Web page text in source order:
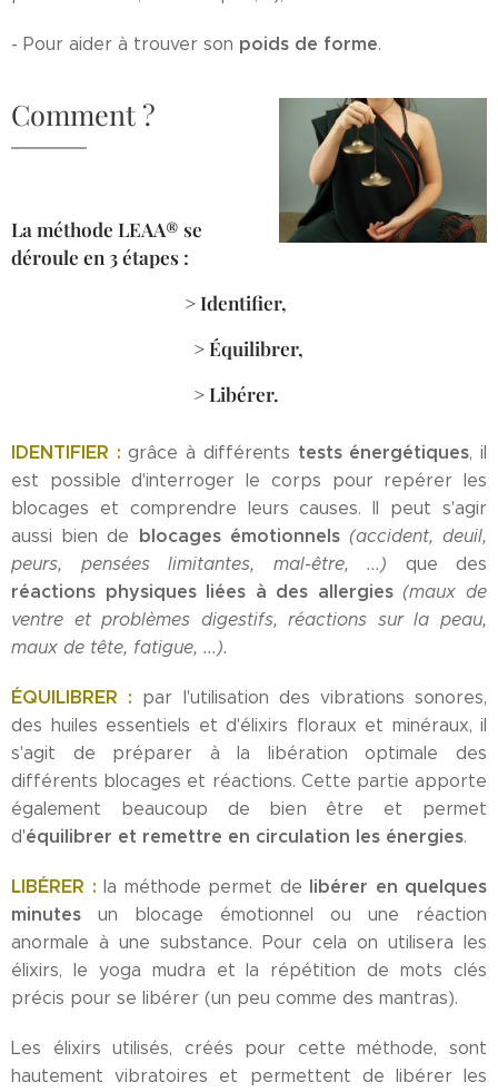
- Pour aider à trouver son poids de forme.
Comment ?
La méthode LEAA® se
déroule en 3 étapes :
> Identifier,
> Équilibrer,
> Libérer.
IDENTIFIER : grâce à différents tests énergétiques, il
est possible d'interroger le corps pour repérer les
blocages et comprendre leurs causes. Il peut s'agir
aussi bien de blocages émotionnels (accident, deuil,
peurs, pensées limitantes, mal-être, ...) que des
réactions physiques liées à des allergies(maux de
ventre et problèmes digestifs, réactions sur la peau,
maux de tête, fatigue, ...).
ÉQUILIBRER : par l'utilisation des vibrations sonores,
des huiles essentiels et d'élixirs floraux et minéraux, il
s'agit de préparer à la libération optimale des
différents blocages et réactions. Cette partie apporte
également beaucoup de bien être et permet
d'équilibrer et remettre en circulation les énergies.
LIBÉRER : la méthode permet de libérer en quelques
minutes un blocage émotionnel ou une réaction
anormale à une substance. Pour cela on utilisera les
élixirs, le yoga mudra et la répétition de mots clés
précis pour se libérer (un peu comme des mantras).
Les élixirs utilisés, créés pour cette méthode, sont
hautement vibratoires et permettent de libérer les